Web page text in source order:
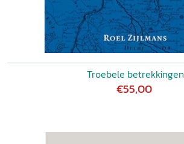
Troebele betrekkingen
€55,00